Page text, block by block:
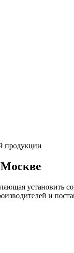
продукции
установить
и